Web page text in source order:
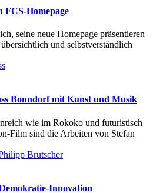
FCS-Homepage
seine neue Homepage präsentieren
und selbstverständlich
Bonndorf mit Kunst und Musik
wie im Rokoko und futuristisch
Film sind die Arbeiten von Stefan
Innovation